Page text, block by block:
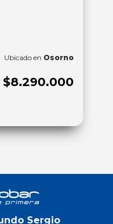
Ubicado en Osorno
$8.290.000
Sergio